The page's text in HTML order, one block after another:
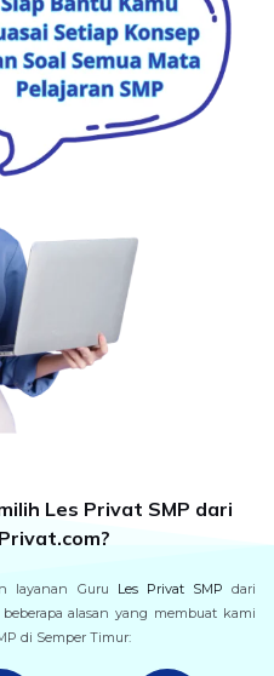
Les Privat SMP dari
layanan Guru Les Privat SMP dari
alasan yang membuat kami
di Semper Timur: